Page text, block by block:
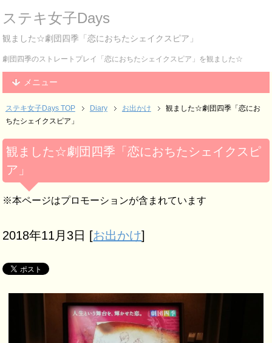
ステキ女子Days
観ました☆劇団四季「恋におちたシェイクスピア」
劇団四季のストレートプレイ「恋におちたシェイクスピア」を観ました☆
メニュー
ステキ女子Days TOP Diary お出かけ
観ました☆劇団四季「恋にお
ちたシェイクスピア」
観ました☆劇団四季「恋におちたシェイクスピ
ア」
※本ページはプロモーションが含まれています
2018年11月3日 [お出かけ]